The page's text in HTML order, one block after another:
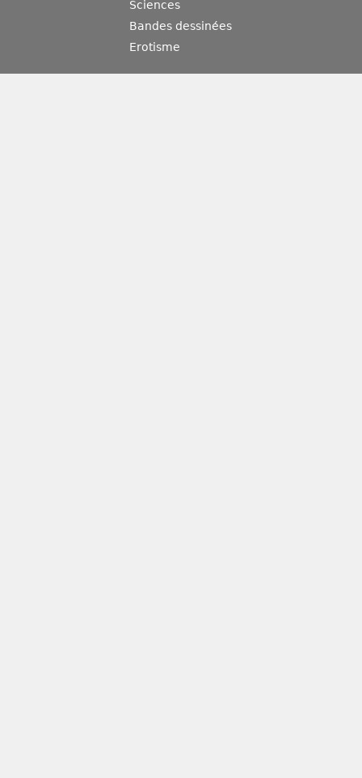
Sciences
Bandes dessinées
Erotisme